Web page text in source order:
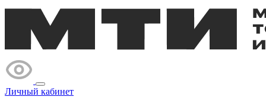
Личный кабинет